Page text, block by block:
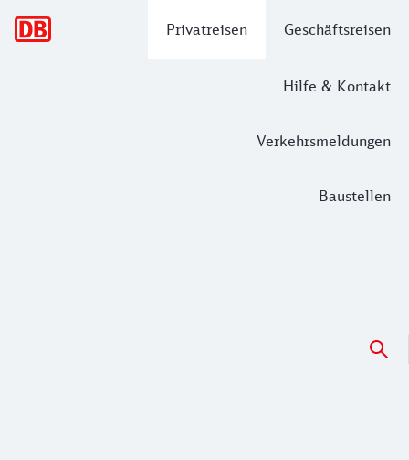
Privatreisen Geschäftsreisen
Hilfe & Kontakt
Verkehrsmeldungen
Baustellen